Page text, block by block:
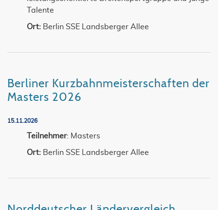
Talente
Ort: Berlin SSE Landsberger Allee
Berliner Kurzbahnmeisterschaften der
Masters 2026
15.11.2026
Teilnehmer: Masters
Ort: Berlin SSE Landsberger Allee